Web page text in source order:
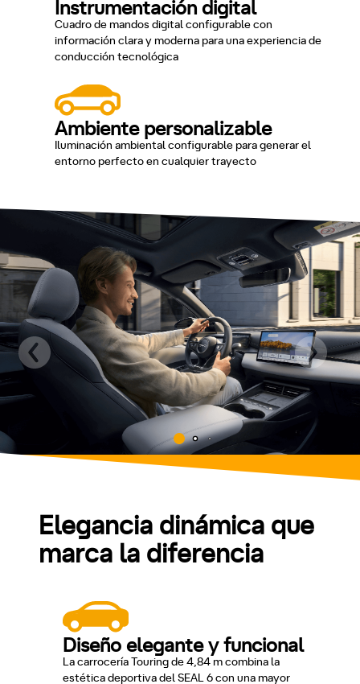
Instrumentación digital
Cuadro de mandos digital configurable con
información clara y moderna para una experiencia de
conducción tecnológica
Ambiente personalizable
Iluminación ambiental configurable para generar el
entorno perfecto en cualquier trayecto
Elegancia dinámica que
marca la diferencia
Diseño elegante y funcional
La carrocería Touring de 4,84 m combina la
estética deportiva del SEAL 6 con una mayor